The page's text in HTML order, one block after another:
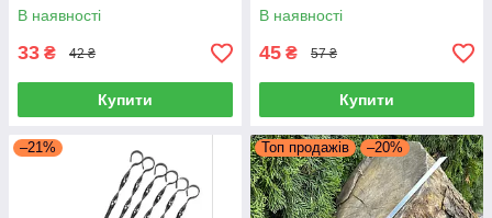
В наявності
33 ₴ 42 ₴
Купити
В наявності
45 ₴ 57 ₴
Купити
–21% Топ продажів –20%